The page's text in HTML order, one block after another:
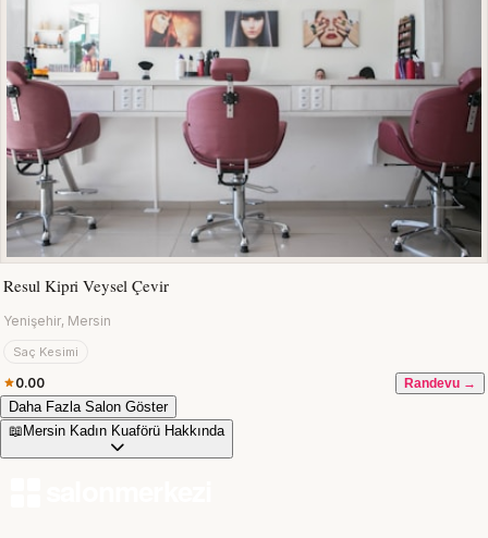
Resul Kipri Veysel Çevir
Yenişehir, Mersin
Saç Kesimi
0.00 Randevu →
Daha Fazla Salon Göster
📖 Mersin Kadın Kuaförü Hakkında